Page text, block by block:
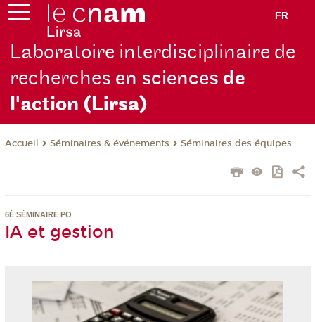
FR
Laboratoire interdisciplinaire de
recherches en sciencesde
l'action (Lirsa)
Accueil Séminaires & événements Séminaires des équipes
6É SÉMINAIRE PO
IA et gestion